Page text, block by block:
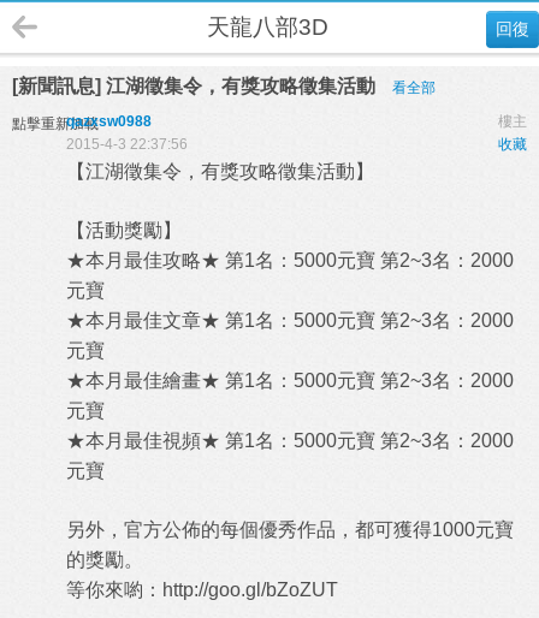
回復
天龍八部3D
[新聞訊息] 江湖徵集令，有獎攻略徵集活動 看全部
點擊重新加載 樓主
qazxsw0988
收藏
2015-4-3 22:37:56
【江湖徵集令，有獎攻略徵集活動】
【活動獎勵】
★本月最佳攻略★ 第1名：5000元寶 第2~3名：2000
元寶
★本月最佳文章★ 第1名：5000元寶 第2~3名：2000
元寶
★本月最佳繪畫★ 第1名：5000元寶 第2~3名：2000
元寶
★本月最佳視頻★ 第1名：5000元寶 第2~3名：2000
元寶
另外，官方公佈的每個優秀作品，都可獲得1000元寶
的獎勵。
等你來喲： http://goo.gl/bZoZUT